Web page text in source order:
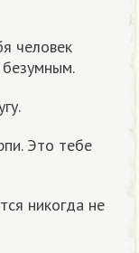
человек
Это тебе
никогда не